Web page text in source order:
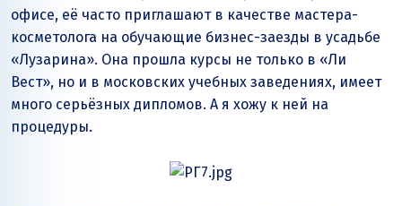
офисе, её часто приглашают в качестве мастера-
косметолога на обучающие бизнес-заезды в усадьбе
«Лузарина». Она прошла курсы не только в «Ли
Вест», но и в московских учебных заведениях, имеет
много серьёзных дипломов. А я хожу к ней на
процедуры.